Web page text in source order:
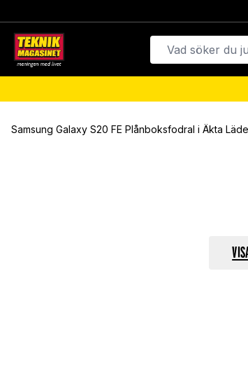
Samsung Galaxy S20 FE Plånboksfodral i Äkta